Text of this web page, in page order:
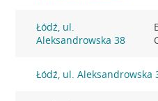
Łódź, ul.
Aleksandrowska 38
Łódź, ul. Aleksandrowska